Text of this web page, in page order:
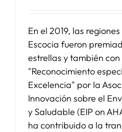
En el 2019, las
Escocia fueron
estrellas y también con
"Reconocimiento
Excelencia" por la
Innovación sobre el
y Saludable (EIP on
ha contribuido a la